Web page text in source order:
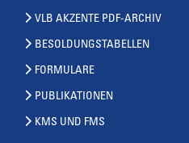
VLB AKZENTE PDF-ARCHIV
BESOLDUNGSTABELLEN
FORMULARE
PUBLIKATIONEN
KMS UND FMS